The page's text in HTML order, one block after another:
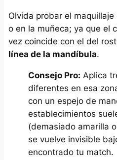
Olvida probar el
o en la muñeca; ya que el
vez coincide con el del
línea de la mandíbula.
Consejo Pro: Aplica
diferentes en esa
con un espejo de
establecimientos
(demasiado amarilla
se vuelve invisible
encontrado tu match.